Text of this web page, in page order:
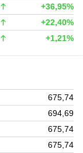
+36,95%
+22,40%
+1,21%
675,74
694,69
675,74
675,74